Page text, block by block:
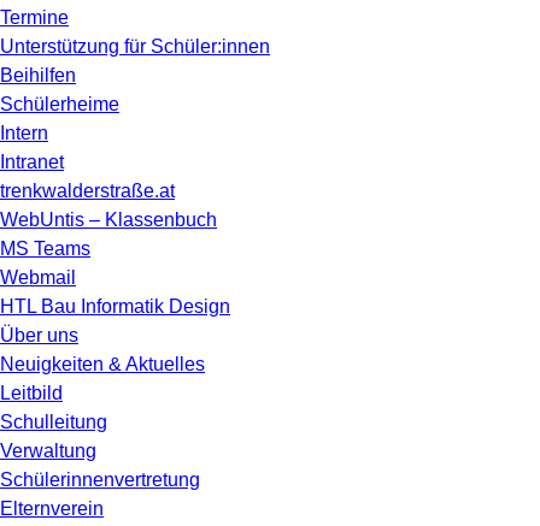
Termine
Unterstützung für Schüler:innen
Beihilfen
Schülerheime
Intern
Intranet
trenkwalderstraße.at
WebUntis – Klassenbuch
MS Teams
Webmail
HTL Bau Informatik Design
Über uns
Neuigkeiten & Aktuelles
Leitbild
Schulleitung
Verwaltung
Schülerinnenvertretung
Elternverein